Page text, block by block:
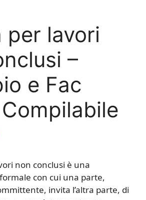
per lavori
–
e Fac
non conclusi è una
con cui una parte,
invita l’altra parte, di